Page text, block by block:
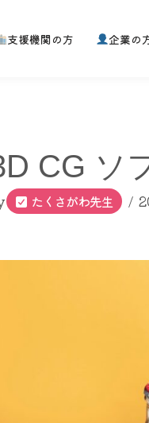
支援機関の方 企業の
CG ソ
たくさがわ先生